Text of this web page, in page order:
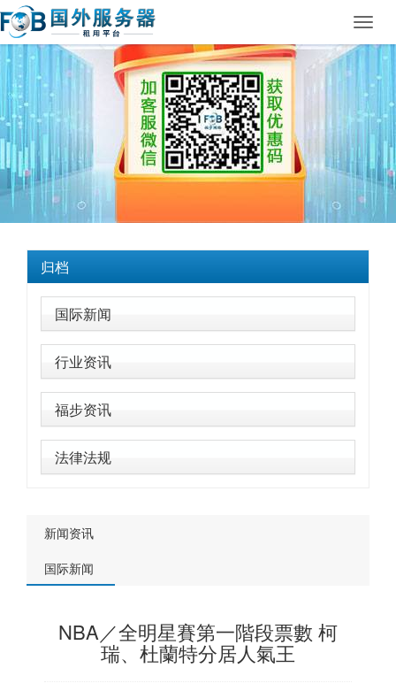
归档
国际新闻
行业资讯
福步资讯
法律法规
新闻资讯
国际新闻
NBA／全明星賽第一階段票數 柯
瑞、杜蘭特分居人氣王